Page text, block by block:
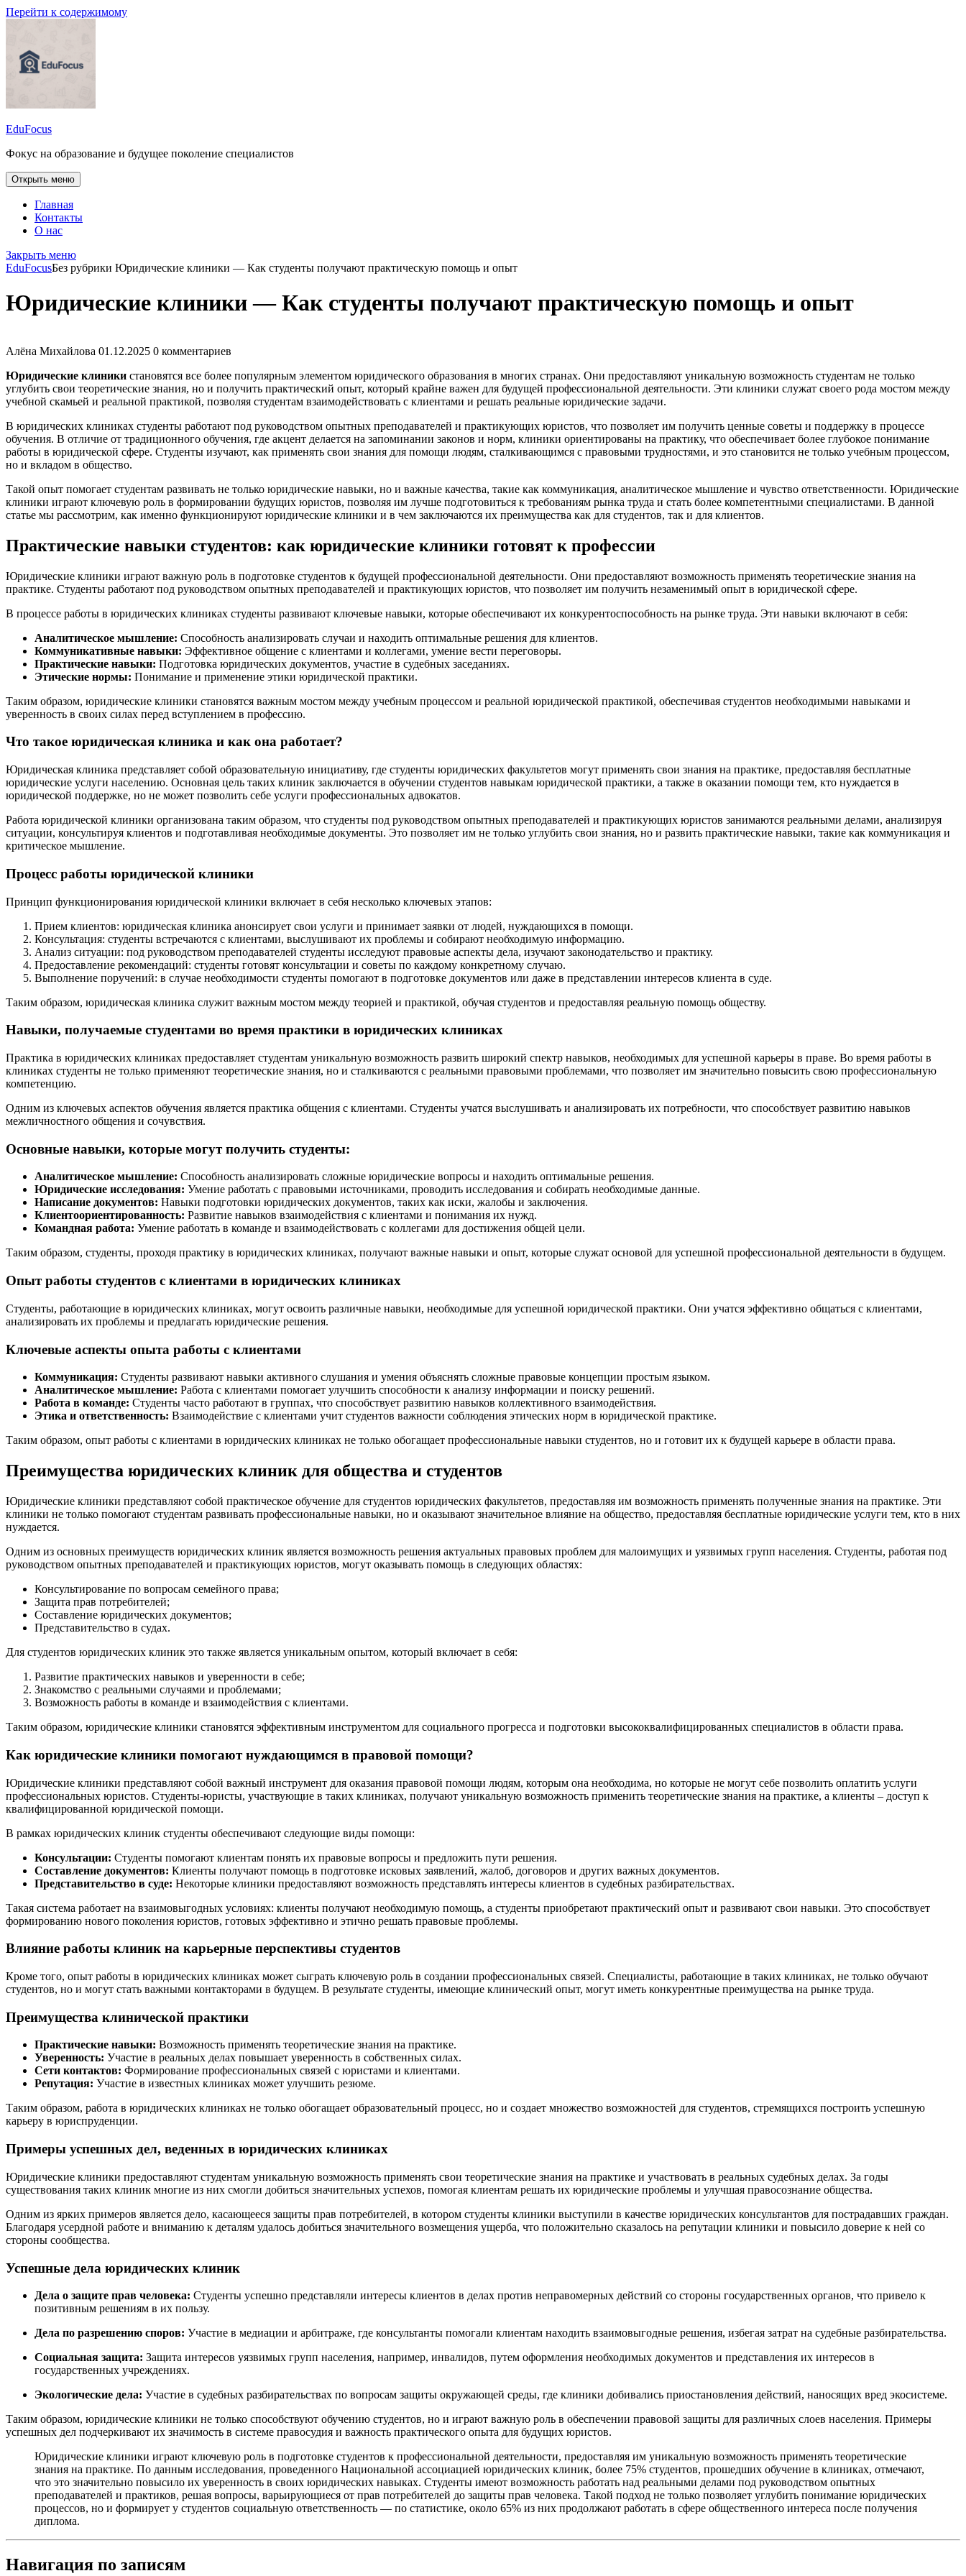
Перейти к содержимому
EduFocus
Фокус на образование и будущее поколение специалистов
Открыть меню
Главная
Контакты
О нас
Закрыть меню
EduFocusБез рубрики Юридические клиники — Как студенты получают практическую помощь и опыт
Юридические клиники — Как студенты получают практическую помощь и опыт
Алёна Михайлова 01.12.2025 0 комментариев
Юридические клиники становятся все более популярным элементом юридического образования в многих странах. Они предоставляют уникальную возможность студентам не только
углубить свои теоретические знания, но и получить практический опыт, который крайне важен для будущей профессиональной деятельности. Эти клиники служат своего рода мостом между
учебной скамьей и реальной практикой, позволяя студентам взаимодействовать с клиентами и решать реальные юридические задачи.
В юридических клиниках студенты работают под руководством опытных преподавателей и практикующих юристов, что позволяет им получить ценные советы и поддержку в процессе
обучения. В отличие от традиционного обучения, где акцент делается на запоминании законов и норм, клиники ориентированы на практику, что обеспечивает более глубокое понимание
работы в юридической сфере. Студенты изучают, как применять свои знания для помощи людям, сталкивающимся с правовыми трудностями, и это становится не только учебным процессом,
но и вкладом в общество.
Такой опыт помогает студентам развивать не только юридические навыки, но и важные качества, такие как коммуникация, аналитическое мышление и чувство ответственности. Юридические
клиники играют ключевую роль в формировании будущих юристов, позволяя им лучше подготовиться к требованиям рынка труда и стать более компетентными специалистами. В данной
статье мы рассмотрим, как именно функционируют юридические клиники и в чем заключаются их преимущества как для студентов, так и для клиентов.
Практические навыки студентов: как юридические клиники готовят к профессии
Юридические клиники играют важную роль в подготовке студентов к будущей профессиональной деятельности. Они предоставляют возможность применять теоретические знания на
практике. Студенты работают под руководством опытных преподавателей и практикующих юристов, что позволяет им получить незаменимый опыт в юридической сфере.
В процессе работы в юридических клиниках студенты развивают ключевые навыки, которые обеспечивают их конкурентоспособность на рынке труда. Эти навыки включают в себя:
Аналитическое мышление: Способность анализировать случаи и находить оптимальные решения для клиентов.
Коммуникативные навыки: Эффективное общение с клиентами и коллегами, умение вести переговоры.
Практические навыки: Подготовка юридических документов, участие в судебных заседаниях.
Этические нормы: Понимание и применение этики юридической практики.
Таким образом, юридические клиники становятся важным мостом между учебным процессом и реальной юридической практикой, обеспечивая студентов необходимыми навыками и
уверенность в своих силах перед вступлением в профессию.
Что такое юридическая клиника и как она работает?
Юридическая клиника представляет собой образовательную инициативу, где студенты юридических факультетов могут применять свои знания на практике, предоставляя бесплатные
юридические услуги населению. Основная цель таких клиник заключается в обучении студентов навыкам юридической практики, а также в оказании помощи тем, кто нуждается в
юридической поддержке, но не может позволить себе услуги профессиональных адвокатов.
Работа юридической клиники организована таким образом, что студенты под руководством опытных преподавателей и практикующих юристов занимаются реальными делами, анализируя
ситуации, консультируя клиентов и подготавливая необходимые документы. Это позволяет им не только углубить свои знания, но и развить практические навыки, такие как коммуникация и
критическое мышление.
Процесс работы юридической клиники
Принцип функционирования юридической клиники включает в себя несколько ключевых этапов:
Прием клиентов: юридическая клиника анонсирует свои услуги и принимает заявки от людей, нуждающихся в помощи.
Консультация: студенты встречаются с клиентами, выслушивают их проблемы и собирают необходимую информацию.
Анализ ситуации: под руководством преподавателей студенты исследуют правовые аспекты дела, изучают законодательство и практику.
Предоставление рекомендаций: студенты готовят консультации и советы по каждому конкретному случаю.
Выполнение поручений: в случае необходимости студенты помогают в подготовке документов или даже в представлении интересов клиента в суде.
Таким образом, юридическая клиника служит важным мостом между теорией и практикой, обучая студентов и предоставляя реальную помощь обществу.
Навыки, получаемые студентами во время практики в юридических клиниках
Практика в юридических клиниках предоставляет студентам уникальную возможность развить широкий спектр навыков, необходимых для успешной карьеры в праве. Во время работы в
клиниках студенты не только применяют теоретические знания, но и сталкиваются с реальными правовыми проблемами, что позволяет им значительно повысить свою профессиональную
компетенцию.
Одним из ключевых аспектов обучения является практика общения с клиентами. Студенты учатся выслушивать и анализировать их потребности, что способствует развитию навыков
межличностного общения и сочувствия.
Основные навыки, которые могут получить студенты:
Аналитическое мышление: Способность анализировать сложные юридические вопросы и находить оптимальные решения.
Юридические исследования: Умение работать с правовыми источниками, проводить исследования и собирать необходимые данные.
Написание документов: Навыки подготовки юридических документов, таких как иски, жалобы и заключения.
Клиентоориентированность: Развитие навыков взаимодействия с клиентами и понимания их нужд.
Командная работа: Умение работать в команде и взаимодействовать с коллегами для достижения общей цели.
Таким образом, студенты, проходя практику в юридических клиниках, получают важные навыки и опыт, которые служат основой для успешной профессиональной деятельности в будущем.
Опыт работы студентов с клиентами в юридических клиниках
Студенты, работающие в юридических клиниках, могут освоить различные навыки, необходимые для успешной юридической практики. Они учатся эффективно общаться с клиентами,
анализировать их проблемы и предлагать юридические решения.
Ключевые аспекты опыта работы с клиентами
Коммуникация: Студенты развивают навыки активного слушания и умения объяснять сложные правовые концепции простым языком.
Аналитическое мышление: Работа с клиентами помогает улучшить способности к анализу информации и поиску решений.
Работа в команде: Студенты часто работают в группах, что способствует развитию навыков коллективного взаимодействия.
Этика и ответственность: Взаимодействие с клиентами учит студентов важности соблюдения этических норм в юридической практике.
Таким образом, опыт работы с клиентами в юридических клиниках не только обогащает профессиональные навыки студентов, но и готовит их к будущей карьере в области права.
Преимущества юридических клиник для общества и студентов
Юридические клиники представляют собой практическое обучение для студентов юридических факультетов, предоставляя им возможность применять полученные знания на практике. Эти
клиники не только помогают студентам развивать профессиональные навыки, но и оказывают значительное влияние на общество, предоставляя бесплатные юридические услуги тем, кто в них
нуждается.
Одним из основных преимуществ юридических клиник является возможность решения актуальных правовых проблем для малоимущих и уязвимых групп населения. Студенты, работая под
руководством опытных преподавателей и практикующих юристов, могут оказывать помощь в следующих областях:
Консультирование по вопросам семейного права;
Защита прав потребителей;
Составление юридических документов;
Представительство в судах.
Для студентов юридических клиник это также является уникальным опытом, который включает в себя:
Развитие практических навыков и уверенности в себе;
Знакомство с реальными случаями и проблемами;
Возможность работы в команде и взаимодействия с клиентами.
Таким образом, юридические клиники становятся эффективным инструментом для социального прогресса и подготовки высококвалифицированных специалистов в области права.
Как юридические клиники помогают нуждающимся в правовой помощи?
Юридические клиники представляют собой важный инструмент для оказания правовой помощи людям, которым она необходима, но которые не могут себе позволить оплатить услуги
профессиональных юристов. Студенты-юристы, участвующие в таких клиниках, получают уникальную возможность применить теоретические знания на практике, а клиенты – доступ к
квалифицированной юридической помощи.
В рамках юридических клиник студенты обеспечивают следующие виды помощи:
Консультации: Студенты помогают клиентам понять их правовые вопросы и предложить пути решения.
Составление документов: Клиенты получают помощь в подготовке исковых заявлений, жалоб, договоров и других важных документов.
Представительство в суде: Некоторые клиники предоставляют возможность представлять интересы клиентов в судебных разбирательствах.
Такая система работает на взаимовыгодных условиях: клиенты получают необходимую помощь, а студенты приобретают практический опыт и развивают свои навыки. Это способствует
формированию нового поколения юристов, готовых эффективно и этично решать правовые проблемы.
Влияние работы клиник на карьерные перспективы студентов
Кроме того, опыт работы в юридических клиниках может сыграть ключевую роль в создании профессиональных связей. Специалисты, работающие в таких клиниках, не только обучают
студентов, но и могут стать важными контакторами в будущем. В результате студенты, имеющие клинический опыт, могут иметь конкурентные преимущества на рынке труда.
Преимущества клинической практики
Практические навыки: Возможность применять теоретические знания на практике.
Уверенность: Участие в реальных делах повышает уверенность в собственных силах.
Сети контактов: Формирование профессиональных связей с юристами и клиентами.
Репутация: Участие в известных клиниках может улучшить резюме.
Таким образом, работа в юридических клиниках не только обогащает образовательный процесс, но и создает множество возможностей для студентов, стремящихся построить успешную
карьеру в юриспруденции.
Примеры успешных дел, веденных в юридических клиниках
Юридические клиники предоставляют студентам уникальную возможность применять свои теоретические знания на практике и участвовать в реальных судебных делах. За годы
существования таких клиник многие из них смогли добиться значительных успехов, помогая клиентам решать их юридические проблемы и улучшая правосознание общества.
Одним из ярких примеров является дело, касающееся защиты прав потребителей, в котором студенты клиники выступили в качестве юридических консультантов для пострадавших граждан.
Благодаря усердной работе и вниманию к деталям удалось добиться значительного возмещения ущерба, что положительно сказалось на репутации клиники и повысило доверие к ней со
стороны сообщества.
Успешные дела юридических клиник
Дела о защите прав человека: Студенты успешно представляли интересы клиентов в делах против неправомерных действий со стороны государственных органов, что привело к
позитивным решениям в их пользу.
Дела по разрешению споров: Участие в медиации и арбитраже, где консультанты помогали клиентам находить взаимовыгодные решения, избегая затрат на судебные разбирательства.
Социальная защита: Защита интересов уязвимых групп населения, например, инвалидов, путем оформления необходимых документов и представления их интересов в
государственных учреждениях.
Экологические дела: Участие в судебных разбирательствах по вопросам защиты окружающей среды, где клиники добивались приостановления действий, наносящих вред экосистеме.
Таким образом, юридические клиники не только способствуют обучению студентов, но и играют важную роль в обеспечении правовой защиты для различных слоев населения. Примеры
успешных дел подчеркивают их значимость в системе правосудия и важность практического опыта для будущих юристов.
Юридические клиники играют ключевую роль в подготовке студентов к профессиональной деятельности, предоставляя им уникальную возможность применять теоретические
знания на практике. По данным исследования, проведенного Национальной ассоциацией юридических клиник, более 75% студентов, прошедших обучение в клиниках, отмечают,
что это значительно повысило их уверенность в своих юридических навыках. Студенты имеют возможность работать над реальными делами под руководством опытных
преподавателей и практиков, решая вопросы, варьирующиеся от прав потребителей до защиты прав человека. Такой подход не только позволяет углубить понимание юридических
процессов, но и формирует у студентов социальную ответственность — по статистике, около 65% из них продолжают работать в сфере общественного интереса после получения
диплома.
Навигация по записям